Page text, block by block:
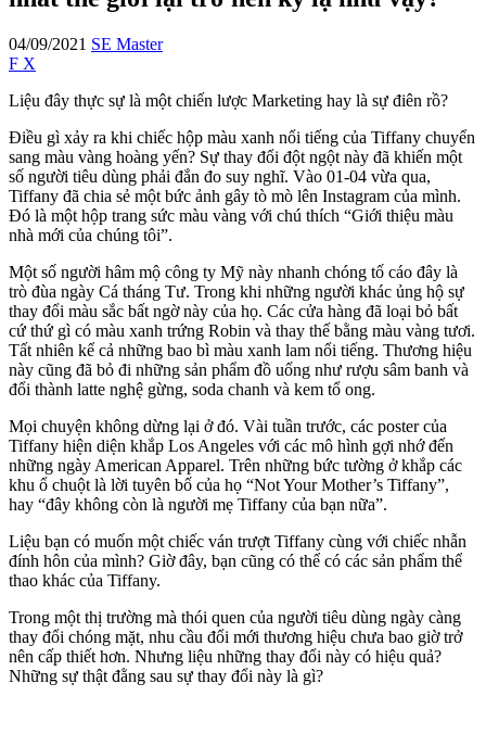
04/09/2021 SE Master
F X
Liệu đây thực sự là một chiến lược Marketing hay là sự điên rồ?
Điều gì xảy ra khi chiếc hộp màu xanh nổi tiếng của Tiffany chuyển
sang màu vàng hoàng yến? Sự thay đổi đột ngột này đã khiến một
số người tiêu dùng phải đắn đo suy nghĩ. Vào 01-04 vừa qua,
Tiffany đã chia sẻ một bức ảnh gây tò mò lên Instagram của mình.
Đó là một hộp trang sức màu vàng với chú thích “Giới thiệu màu
nhà mới của chúng tôi”.
Một số người hâm mộ công ty Mỹ này nhanh chóng tố cáo đây là
trò đùa ngày Cá tháng Tư. Trong khi những người khác ủng hộ sự
thay đổi màu sắc bất ngờ này của họ. Các cửa hàng đã loại bỏ bất
cứ thứ gì có màu xanh trứng Robin và thay thế bằng màu vàng tươi.
Tất nhiên kể cả những bao bì màu xanh lam nổi tiếng. Thương hiệu
này cũng đã bỏ đi những sản phẩm đồ uống như rượu sâm banh và
đổi thành latte nghệ gừng, soda chanh và kem tổ ong.
Mọi chuyện không dừng lại ở đó. Vài tuần trước, các poster của
Tiffany hiện diện khắp Los Angeles với các mô hình gợi nhớ đến
những ngày American Apparel. Trên những bức tường ở khắp các
khu ổ chuột là lời tuyên bố của họ “Not Your Mother’s Tiffany”,
hay “đây không còn là người mẹ Tiffany của bạn nữa”.
Liệu bạn có muốn một chiếc ván trượt Tiffany cùng với chiếc nhẫn
đính hôn của mình? Giờ đây, bạn cũng có thể có các sản phẩm thể
thao khác của Tiffany.
Trong một thị trường mà thói quen của người tiêu dùng ngày càng
thay đổi chóng mặt, nhu cầu đổi mới thương hiệu chưa bao giờ trở
nên cấp thiết hơn. Nhưng liệu những thay đổi này có hiệu quả?
Những sự thật đằng sau sự thay đổi này là gì?